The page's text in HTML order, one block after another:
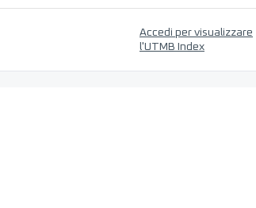
Accedi per visualizzare
l'UTMB Index